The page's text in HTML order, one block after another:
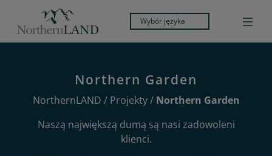
Wybór języka
Northern Garden
NorthernLAND / Projekty / Northern Garden
Naszą największą dumą są nasi zadowoleni
klienci.